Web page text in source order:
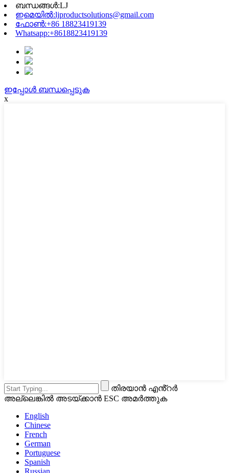
ബന്ധങ്ങൾ:LJ
ഇമെയിൽ:ljproductsolutions@gmail.com
ഫോൺ:+86 18823419139
Whatsapp:+8618823419139
ഇപ്പോൾ ബന്ധപ്പെടുക
x
തിരയാൻ എൻ്റർ
അല്ലെങ്കിൽ അടയ്ക്കാൻ ESC അമർത്തുക
English
Chinese
French
German
Portuguese
Spanish
Russian